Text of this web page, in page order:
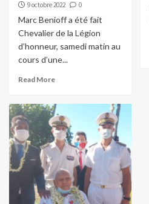
9 octobre 2022 0
Marc Benioff a été fait
Chevalier de la Légion
d’honneur, samedi matin au
cours d’une...
Read More